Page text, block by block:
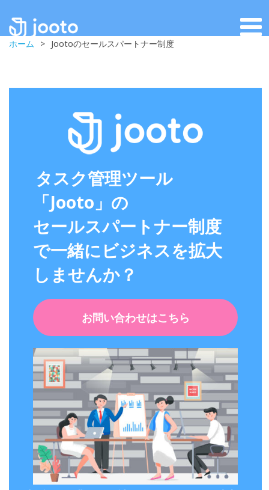
ホーム > Jootoのセールスパートナー制度
タスク管理ツール
「Jooto」の
セールスパートナー制度
で一緒にビジネスを拡大
しませんか？
お問い合わせはこちら